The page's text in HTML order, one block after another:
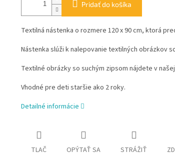
Pridať do košíka
Textilná nástenka o rozmere 120 x 90 cm, ktorá
Nástenka slúži k nalepovanie textilných obrázkov
Textilné obrázky so suchým zipsom nájdete v
Vhodné pre deti staršie ako 2 roky.
Detailné informácie
TLAČ OPÝTAŤ SA STRÁŽIŤ